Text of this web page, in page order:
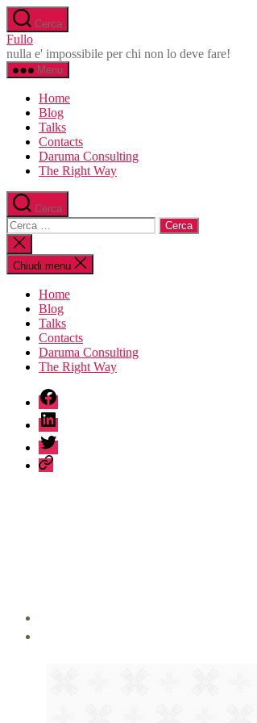
Salta
al
contenuto
Cerca
Fullo
nulla e' impossibile per chi non lo deve fare!
Menu
Home
Blog
Talks
Contacts
Daruma Consulting
The Right Way
Cerca
Cerca:
Chiudi
la
ricerca
Chiudi menu
Home
Blog
Talks
Contacts
Daruma Consulting
The Right Way
fb
linkedin
twitter
sessionize